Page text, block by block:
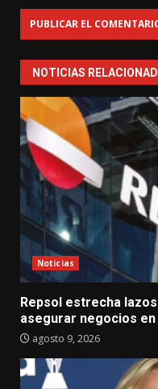
NOTICIAS
Noticias
Repsol estrecha
asegurar negocios
agosto 9, 2026